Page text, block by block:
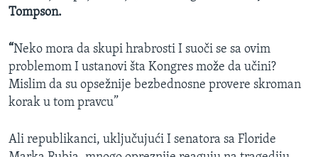
Tompson.
“Neko mora da skupi hrabrosti I suoči se sa ovim
problemom I ustanovi šta Kongres može da učini?
Mislim da su opsežnije bezbednosne provere skroman
korak u tom pravcu”
Ali republikanci, uključujući I senatora sa Floride